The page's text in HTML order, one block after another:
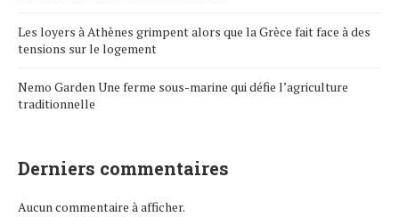
Les loyers à Athènes grimpent alors que la Grèce fait face à des
tensions sur le logement
Nemo Garden Une ferme sous-marine qui défie l’agriculture
traditionnelle
Derniers commentaires
Aucun commentaire à afficher.